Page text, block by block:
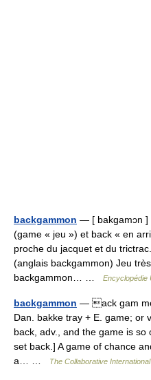
backgammon — [ bakgamɔn ]
(game « jeu ») et back « en
proche du jacquet et du
(anglais backgammon) Jeu
backgammon… …
Encyclopédie
backgammon — ack gam
Dan. bakke tray + E. game; or
back, adv., and the game is
set back.] A game of chance
a… …
The Collaborative